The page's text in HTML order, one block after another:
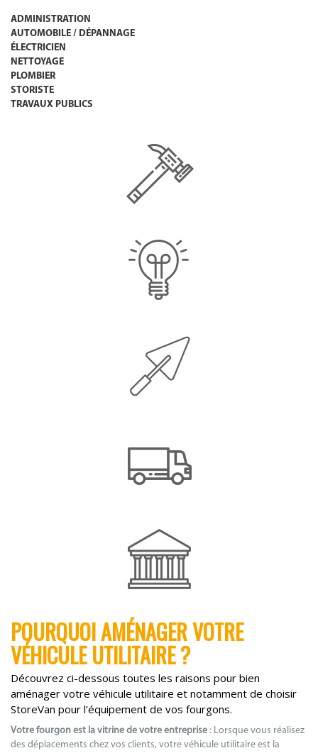
ADMINISTRATION
AUTOMOBILE / DÉPANNAGE
ÉLECTRICIEN
NETTOYAGE
PLOMBIER
STORISTE
TRAVAUX PUBLICS
POURQUOI AMÉNAGER VOTRE
VÉHICULE UTILITAIRE ?
Découvrez ci-dessous toutes les raisons pour bien
aménager votre véhicule utilitaire et notamment de choisir
StoreVan pour l’équipement de vos fourgons.
Votre fourgon est la vitrine de votre entreprise : Lorsque vous réalisez
des déplacements chez vos clients, votre véhicule utilitaire est la